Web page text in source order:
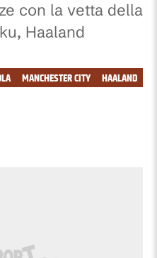
con la vetta della
Haaland
HAALAND
MANCHESTER CITY